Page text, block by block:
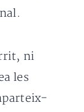
ni
les